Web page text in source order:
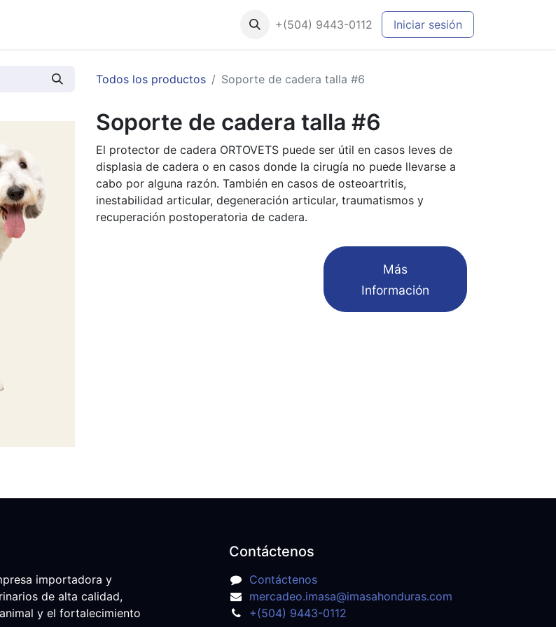
+(504) 9443-0112 Iniciar sesión
Todos los productos Soporte de cadera talla #6
Soporte de cadera talla #6
El protector de cadera ORTOVETS puede ser útil en casos leves de
displasia de cadera o en casos donde la cirugía no puede llevarse a
cabo por alguna razón. También en casos de osteoartritis,
inestabilidad articular, degeneración articular, traumatismos y
recuperación postoperatoria de cadera.
​Más
Información
importadora y
de alta calidad,
y el fortalecimiento
Contáctenos
Contáctenos
mercadeo.imasa@imasahonduras.com
+(504) 9443-0112